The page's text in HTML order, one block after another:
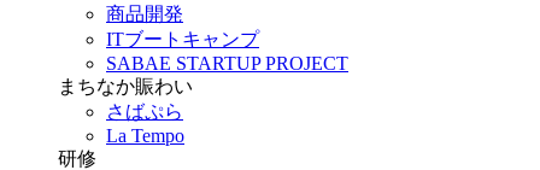
商品開発
ITブートキャンプ
SABAE STARTUP PROJECT
まちなか賑わい
さばぷら
La Tempo
研修